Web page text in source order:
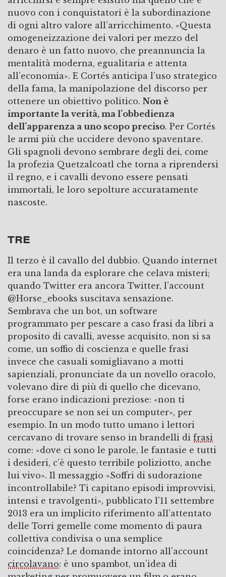
nuovo con i conquistatori è la subordinazione
di ogni altro valore all’arricchimento. «Questa
omogeneizzazione dei valori per mezzo del
denaro è un fatto nuovo, che preannuncia la
mentalità moderna, egualitaria e attenta
all’economia». E Cortés anticipa l’uso strategico
della fama, la manipolazione del discorso per
ottenere un obiettivo politico. Non è
importante la verità, ma l’obbedienza
dell’apparenza a uno scopo preciso. Per Cortés
le armi più che uccidere devono spaventare.
Gli spagnoli devono sembrare degli dei, come
la profezia Quetzalcoatl che torna a riprendersi
il regno, e i cavalli devono essere pensati
immortali, le loro sepolture accuratamente
nascoste.
TRE
Il terzo è il cavallo del dubbio. Quando internet
era una landa da esplorare che celava misteri;
quando Twitter era ancora Twitter, l’account
@Horse_ebooks suscitava sensazione.
Sembrava che un bot, un software
programmato per pescare a caso frasi da libri a
proposito di cavalli, avesse acquisito, non si sa
come, un soffio di coscienza e quelle frasi
invece che casuali somigliavano a motti
sapienziali, pronunciate da un novello oracolo,
volevano dire di più di quello che dicevano,
forse erano indicazioni preziose: «non ti
preoccupare se non sei un computer», per
esempio. In un modo tutto umano i lettori
cercavano di trovare senso in brandelli di frasi
come: «dove ci sono le parole, le fantasie e tutti
i desideri, c’è questo terribile poliziotto, anche
lui vivo». Il messaggio «Soffri di sudorazione
incontrollabile? Ti capitano episodi improvvisi,
intensi e travolgenti», pubblicato l’11 settembre
2013 era un implicito riferimento all’attentato
delle Torri gemelle come momento di paura
collettiva condivisa o una semplice
coincidenza? Le domande intorno all’account
circolavano: è uno spambot, un’idea di